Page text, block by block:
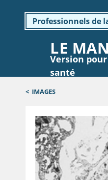
Professionnels de
LE
Version
santé
< IMAGES